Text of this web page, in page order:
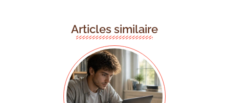
Articles similaire